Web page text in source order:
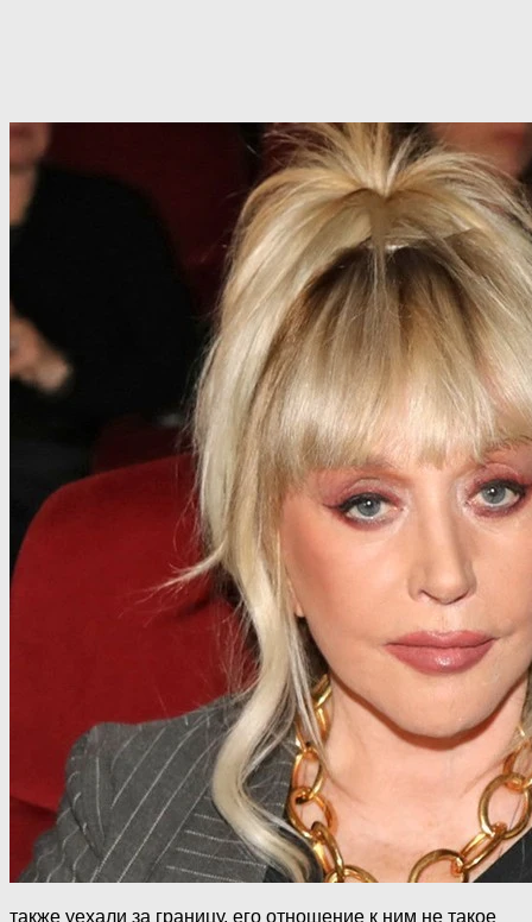
также уехали за границу, его отношение к ним не такое